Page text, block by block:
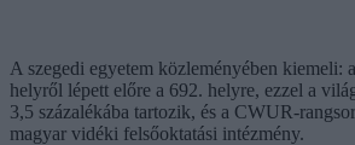
A szegedi egyetem közleményében kiemeli:
helyről lépett előre a 692. helyre, ezzel a
3,5 százalékába tartozik, és a CWUR-
magyar vidéki felsőoktatási intézmény.